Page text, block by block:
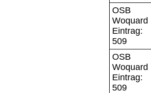
OSB
Woquard
Eintrag:
509
OSB
Woquard
Eintrag:
509